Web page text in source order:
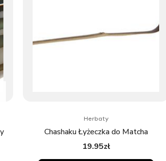
Herbaty
Chashaku Łyżeczka do Matcha
19.95zł